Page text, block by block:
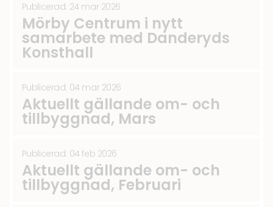
Publicerad: 24 mar 2026
Mörby Centrum i nytt
samarbete med Danderyds
Konsthall
Publicerad: 04 mar 2026
Aktuellt gällande om- och
tillbyggnad, Mars
Publicerad: 04 feb 2026
Aktuellt gällande om- och
tillbyggnad, Februari